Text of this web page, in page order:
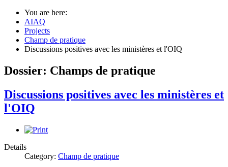
You are here:
AIAQ
Projects
Champ de pratique
Discussions positives avec les ministères et l'OIQ
Dossier: Champs de pratique
Discussions positives avec les ministères et
l'OIQ
Details
Category: Champ de pratique